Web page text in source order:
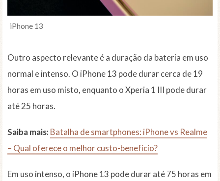
iPhone 13
Outro aspecto relevante é a duração da bateria em uso
normal e intenso. O iPhone 13 pode durar cerca de 19
horas em uso misto, enquanto o Xperia 1 III pode durar
até 25 horas.
Saiba mais:Batalha de smartphones: iPhone vs Realme
– Qual oferece o melhor custo-benefício?
Em uso intenso, o iPhone 13 pode durar até 75 horas em